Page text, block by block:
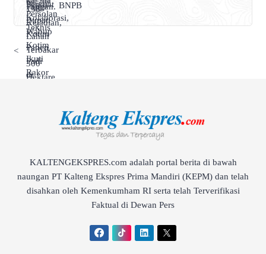
BNPB
<
KALTENGEKSPRES.com adalah portal berita di bawah
naungan PT Kalteng Ekspres Prima Mandiri (KEPM) dan telah
disahkan oleh Kemenkumham RI serta telah Terverifikasi
Faktual di Dewan Pers